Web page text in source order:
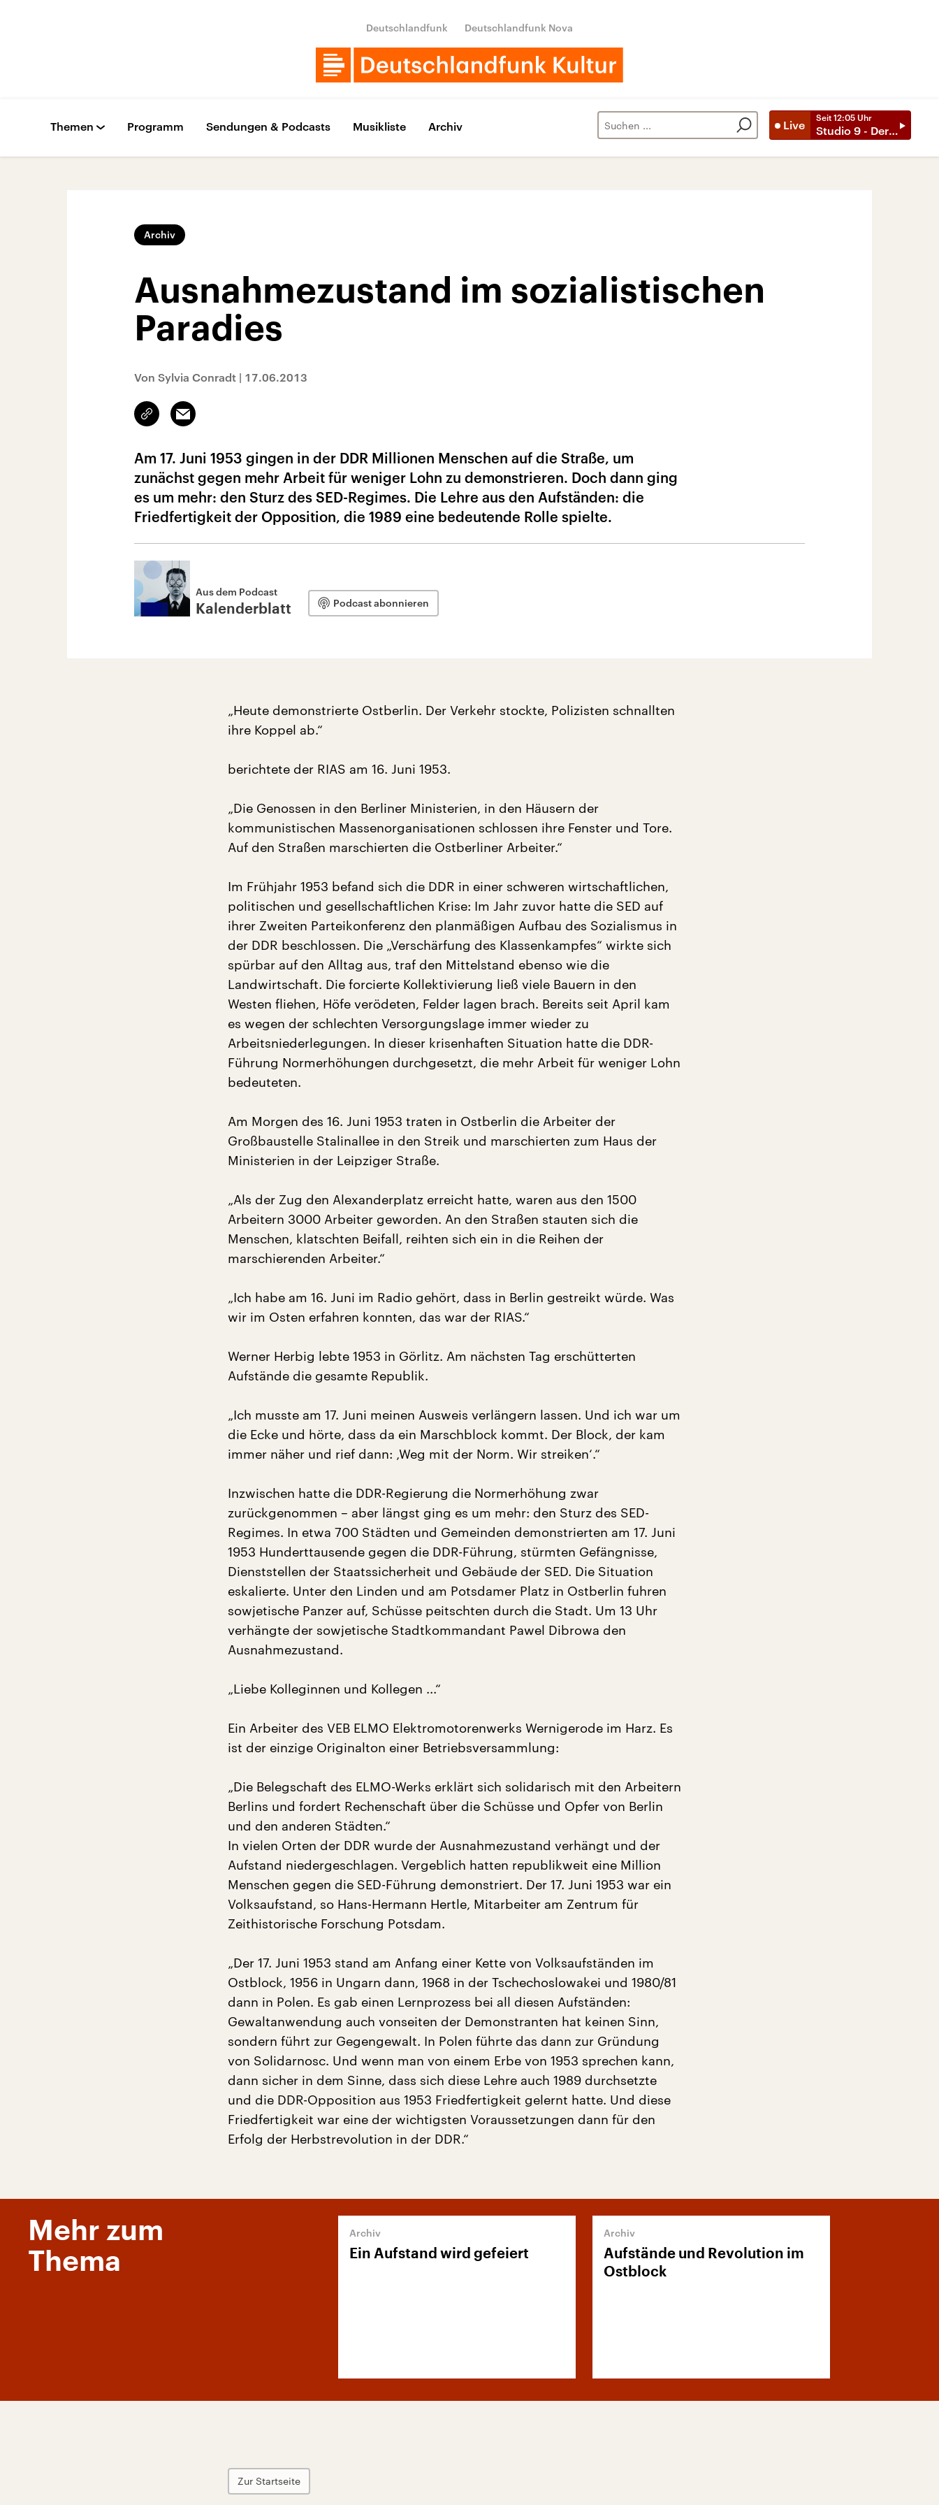
Deutschlandfunk Deutschlandfunk Nova
Live
Seit 12:05 Uhr
Studio 9 - Der Tag mit
Themen Programm Sendungen & Podcasts Musikliste Archiv
Archiv
Ausnahmezustand im sozialistischen
Paradies
Von Sylvia Conradt | 17.06.2013
Link
kopieren/teilen
Email
Am 17. Juni 1953 gingen in der DDR Millionen Menschen auf die Straße, um
zunächst gegen mehr Arbeit für weniger Lohn zu demonstrieren. Doch dann ging
es um mehr: den Sturz des SED-Regimes. Die Lehre aus den Aufständen: die
Friedfertigkeit der Opposition, die 1989 eine bedeutende Rolle spielte.
Aus dem Podcast
Kalenderblatt Podcast abonnieren
„Heute demonstrierte Ostberlin. Der Verkehr stockte, Polizisten schnallten
ihre Koppel ab.“
berichtete der RIAS am 16. Juni 1953.
„Die Genossen in den Berliner Ministerien, in den Häusern der
kommunistischen Massenorganisationen schlossen ihre Fenster und Tore.
Auf den Straßen marschierten die Ostberliner Arbeiter.“
Im Frühjahr 1953 befand sich die DDR in einer schweren wirtschaftlichen,
politischen und gesellschaftlichen Krise: Im Jahr zuvor hatte die SED auf
ihrer Zweiten Parteikonferenz den planmäßigen Aufbau des Sozialismus in
der DDR beschlossen. Die „Verschärfung des Klassenkampfes“ wirkte sich
spürbar auf den Alltag aus, traf den Mittelstand ebenso wie die
Landwirtschaft. Die forcierte Kollektivierung ließ viele Bauern in den
Westen fliehen, Höfe verödeten, Felder lagen brach. Bereits seit April kam
es wegen der schlechten Versorgungslage immer wieder zu
Arbeitsniederlegungen. In dieser krisenhaften Situation hatte die DDR-
Führung Normerhöhungen durchgesetzt, die mehr Arbeit für weniger Lohn
bedeuteten.
Am Morgen des 16. Juni 1953 traten in Ostberlin die Arbeiter der
Großbaustelle Stalinallee in den Streik und marschierten zum Haus der
Ministerien in der Leipziger Straße.
„Als der Zug den Alexanderplatz erreicht hatte, waren aus den 1500
Arbeitern 3000 Arbeiter geworden. An den Straßen stauten sich die
Menschen, klatschten Beifall, reihten sich ein in die Reihen der
marschierenden Arbeiter.“
„Ich habe am 16. Juni im Radio gehört, dass in Berlin gestreikt würde. Was
wir im Osten erfahren konnten, das war der RIAS.“
Werner Herbig lebte 1953 in Görlitz. Am nächsten Tag erschütterten
Aufstände die gesamte Republik.
„Ich musste am 17. Juni meinen Ausweis verlängern lassen. Und ich war um
die Ecke und hörte, dass da ein Marschblock kommt. Der Block, der kam
immer näher und rief dann: ‚Weg mit der Norm. Wir streiken‘.“
Inzwischen hatte die DDR-Regierung die Normerhöhung zwar
zurückgenommen – aber längst ging es um mehr: den Sturz des SED-
Regimes. In etwa 700 Städten und Gemeinden demonstrierten am 17. Juni
1953 Hunderttausende gegen die DDR-Führung, stürmten Gefängnisse,
Dienststellen der Staatssicherheit und Gebäude der SED. Die Situation
eskalierte. Unter den Linden und am Potsdamer Platz in Ostberlin fuhren
sowjetische Panzer auf, Schüsse peitschten durch die Stadt. Um 13 Uhr
verhängte der sowjetische Stadtkommandant Pawel Dibrowa den
Ausnahmezustand.
„Liebe Kolleginnen und Kollegen ...“
Ein Arbeiter des VEB ELMO Elektromotorenwerks Wernigerode im Harz. Es
ist der einzige Originalton einer Betriebsversammlung:
„Die Belegschaft des ELMO-Werks erklärt sich solidarisch mit den Arbeitern
Berlins und fordert Rechenschaft über die Schüsse und Opfer von Berlin
und den anderen Städten.“
In vielen Orten der DDR wurde der Ausnahmezustand verhängt und der
Aufstand niedergeschlagen. Vergeblich hatten republikweit eine Million
Menschen gegen die SED-Führung demonstriert. Der 17. Juni 1953 war ein
Volksaufstand, so Hans-Hermann Hertle, Mitarbeiter am Zentrum für
Zeithistorische Forschung Potsdam.
„Der 17. Juni 1953 stand am Anfang einer Kette von Volksaufständen im
Ostblock, 1956 in Ungarn dann, 1968 in der Tschechoslowakei und 1980/81
dann in Polen. Es gab einen Lernprozess bei all diesen Aufständen:
Gewaltanwendung auch vonseiten der Demonstranten hat keinen Sinn,
sondern führt zur Gegengewalt. In Polen führte das dann zur Gründung
von Solidarnosc. Und wenn man von einem Erbe von 1953 sprechen kann,
dann sicher in dem Sinne, dass sich diese Lehre auch 1989 durchsetzte
und die DDR-Opposition aus 1953 Friedfertigkeit gelernt hatte. Und diese
Friedfertigkeit war eine der wichtigsten Voraussetzungen dann für den
Erfolg der Herbstrevolution in der DDR.“
Mehr zum
Thema
Ein Aufstand wird gefeiert
Aufstände und Revolution im
Ostblock
Zur Startseite